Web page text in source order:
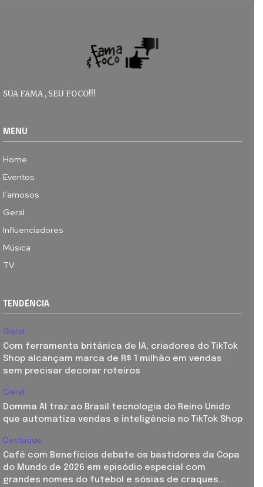
SUA FAMA , SEU FOCO!!!
MENU
Home
Eventos
Famosos
Geral
Influenciadores
Música
TV
TENDÊNCIA
Geral
Com ferramenta britânica de IA, criadores do TikTok
Shop alcançam marca de R$ 1 milhão em vendas
sem precisar decorar roteiros
Geral
Domma AI traz ao Brasil tecnologia do Reino Unido
que automatiza vendas e inteligência no TikTok Shop
Destaque
Café com Benefícios debate os bastidores da Copa
do Mundo de 2026 em episódio especial com
grandes nomes do futebol e sósias de craques...